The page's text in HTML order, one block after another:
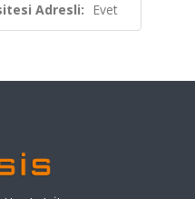
Adresli: Evet